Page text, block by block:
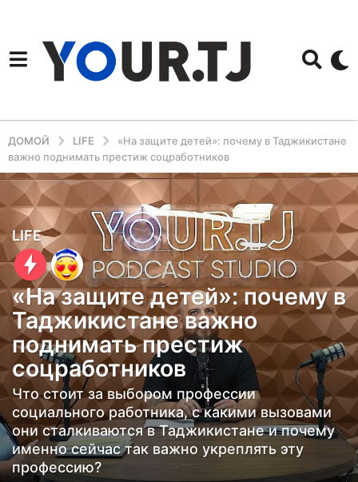
ДОМОЙ LIFE
«На защите детей»: почему в Таджикистане
важно поднимать престиж соцработников
1
г
о
д
н
а
з
а
д
1
г
о
LIFE
«На защите детей»: почему в
Таджикистане важно
поднимать престиж
соцработников
Что стоит за выбором профессии
социального работника, с какими вызовами
они сталкиваются в Таджикистане и почему
именно сейчас так важно укреплять эту
профессию?